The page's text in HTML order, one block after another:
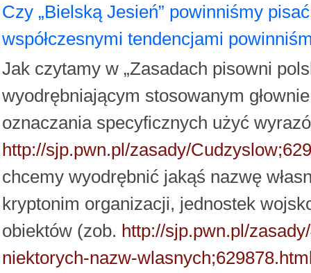
Czy „Bielską Jesień” powinniśmy
współczesnymi tendencjami
Jak czytamy w „Zasadach pisowni
wyodrębniającym stosowanym
oznaczania specyficznych użyć
http://sjp.pwn.pl/zasady/
chcemy wyodrębnić jakąś nazwę
kryptonim organizacji, jednostek
obiektów (zob. http://sjp.pwn.pl/
niektorych-nazw-